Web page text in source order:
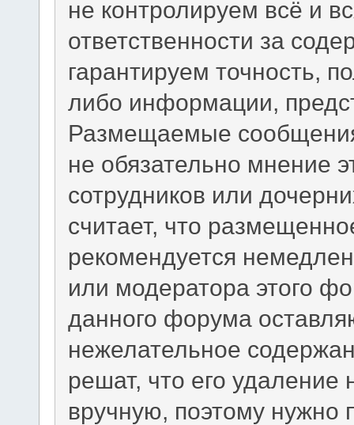
не контролируем всё и
ответственности за
гарантируем точность,
либо информации,
Размещаемые
не обязательно мнение
сотрудников или
считает, что
рекомендуется
или модератора этого
данного форума
нежелательное
решат, что его
вручную, поэтому нужно